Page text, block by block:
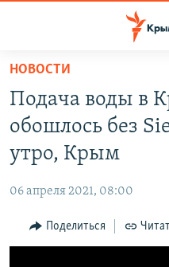
Вернуться
основному
содержанию
главной
навигации
Вернутся
СПЕЦПРОЕКТЫ
ГРУЗ 200
11 ЛЕТ ОККУПАЦИИ КРЫМА.
ЕЩЕ
ИНТЕРАКТИВ
РАДІО СВОБОДА
НОВОСТИ
Подача воды в
обошлось без
утро, Крым
06 апреля 2021, 08:00
Поделиться